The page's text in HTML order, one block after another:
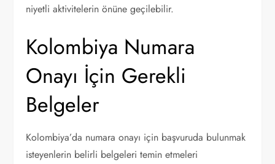
niyetli aktivitelerin önüne geçilebilir.
Kolombiya Numara
Onayı İçin Gerekli
Belgeler
Kolombiya’da numara onayı için başvuruda bulunmak
isteyenlerin belirli belgeleri temin etmeleri